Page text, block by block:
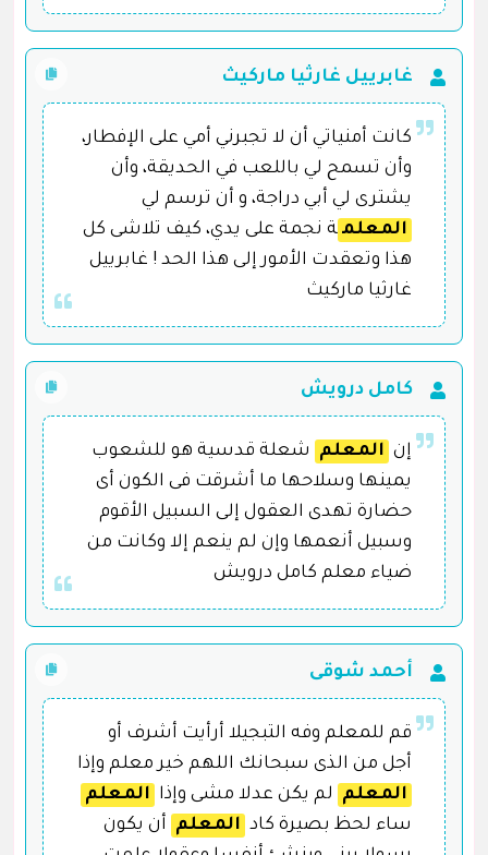
غابرييل غارثيا ماركيث
كانت أمنياتي أن لا تجبرني أمي على الإفطار،
وأن تسمح لي باللعب في الحديقة، وأن
يشترى لي أبي دراجة، و أن ترسم لي
المعلم ة نجمة على يدي، كيف تلاشى كل
هذا وتعقدت الأمور إلى هذا الحد ! غابرييل
غارثيا ماركيث
كامل درويش
إن المعلم
شعلة قدسية هو للشعوب
يمينها وسلاحها ما أشرقت فى الكون أى
حضارة تهدى العقول إلى السبيل الأقوم
وسبيل أنعمها وإن لم ينعم إلا وكانت من
ضياء معلم كامل درويش
أحمد شوقى
قم للمعلم وفه التبجيلا أرأيت أشرف أو
أجل من الذى سبحانك اللهم خير معلم وإذا
المعلم
لم يكن عدلا مشى وإذا المعلم
ساء لحظ بصيرة كاد المعلم
أن يكون